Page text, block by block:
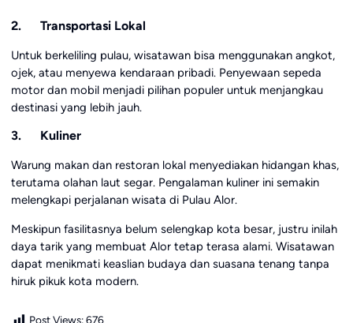
2. Transportasi Lokal
Untuk berkeliling pulau, wisatawan bisa menggunakan angkot,
ojek, atau menyewa kendaraan pribadi. Penyewaan sepeda
motor dan mobil menjadi pilihan populer untuk menjangkau
destinasi yang lebih jauh.
3. Kuliner
Warung makan dan restoran lokal menyediakan hidangan khas,
terutama olahan laut segar. Pengalaman kuliner ini semakin
melengkapi perjalanan wisata di Pulau Alor.
Meskipun fasilitasnya belum selengkap kota besar, justru inilah
daya tarik yang membuat Alor tetap terasa alami. Wisatawan
dapat menikmati keaslian budaya dan suasana tenang tanpa
hiruk pikuk kota modern.
Post Views: 676